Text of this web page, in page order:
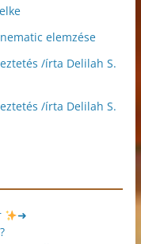
elemzése
/írta Delilah S.
/írta Delilah S.
➜